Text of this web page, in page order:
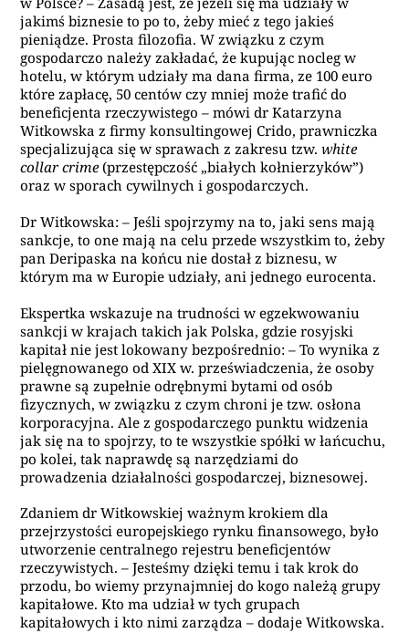
jakimś biznesie to po to, żeby mieć z tego jakieś
pieniądze. Prosta filozofia. W związku z czym
gospodarczo należy zakładać, że kupując nocleg w
hotelu, w którym udziały ma dana firma, ze 100 euro
które zapłacę, 50 centów czy mniej może trafić do
beneficjenta rzeczywistego – mówi dr Katarzyna
Witkowska z firmy konsultingowej Crido, prawniczka
specjalizująca się w sprawach z zakresu tzw.white
collar crime(przestępczość „białych kołnierzyków”)
oraz w sporach cywilnych i gospodarczych.
Dr Witkowska: – Jeśli spojrzymy na to, jaki sens mają
sankcje, to one mają na celu przede wszystkim to, żeby
pan Deripaska na końcu nie dostał z biznesu, w
którym ma w Europie udziały, ani jednego eurocenta.
Ekspertka wskazuje na trudności w egzekwowaniu
sankcji w krajach takich jak Polska, gdzie rosyjski
kapitał nie jest lokowany bezpośrednio: – To wynika z
pielęgnowanego od XIX w. przeświadczenia, że osoby
prawne są zupełnie odrębnymi bytami od osób
fizycznych, w związku z czym chroni je tzw. osłona
korporacyjna. Ale z gospodarczego punktu widzenia
jak się na to spojrzy, to te wszystkie spółki w łańcuchu,
po kolei, tak naprawdę są narzędziami do
prowadzenia działalności gospodarczej, biznesowej.
Zdaniem dr Witkowskiej ważnym krokiem dla
przejrzystości europejskiego rynku finansowego, było
utworzenie centralnego rejestru beneficjentów
rzeczywistych. – Jesteśmy dzięki temu i tak krok do
przodu, bo wiemy przynajmniej do kogo należą grupy
kapitałowe. Kto ma udział w tych grupach
kapitałowych i kto nimi zarządza – dodaje Witkowska.